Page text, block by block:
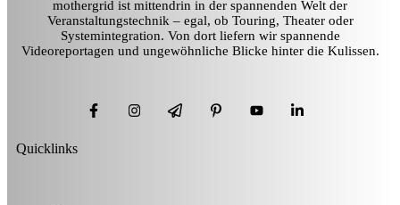
mothergrid ist mittendrin in der spannenden Welt der
Veranstaltungstechnik – egal, ob Touring, Theater oder
Systemintegration. Von dort liefern wir spannende
Videoreportagen und ungewöhnliche Blicke hinter die Kulissen.
Quicklinks